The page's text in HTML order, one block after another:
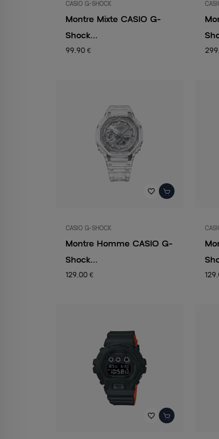
CASIO G-SHOCK
Montre Mixte CASIO G-
Shock...
99,90 €
favorite_border
CASIO G-SHOCK
Montre Homme CASIO G-
Shock...
129,00 €
favorite_border